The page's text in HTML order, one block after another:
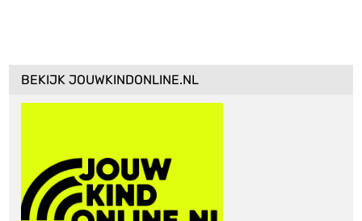
BEKIJK JOUWKINDONLINE.NL